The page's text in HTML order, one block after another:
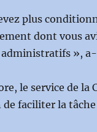
plus
dont vous
administratifs »,
le service de la
faciliter la